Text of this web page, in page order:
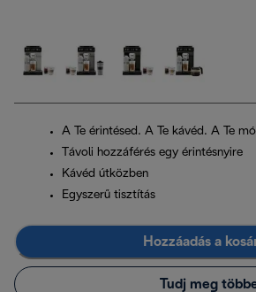
A Te érintésed. A Te kávéd. A Te
Távoli hozzáférés egy érintésnyire
Kávéd útközben
Egyszerű tisztítás
Hozzáadás a
Tudj meg